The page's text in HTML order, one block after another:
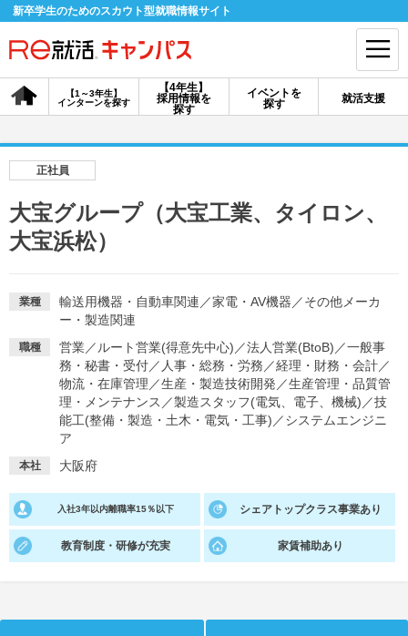
新卒学生のためのスカウト型就職情報サイト
【4年生】
採用情報を
探す
【1～3年生】
インターンを探す
イベントを
探す
就活支援
会員登録 ログイン
就活ノウハウ・サポート
就活ノウハウが満載！
適職診断 就活チャンネル
正社員
大宝グループ（大宝工業、タイロン、
大宝浜松）
業種 輸送用機器・自動車関連 ／家電・AV機器 ／その他メーカ
ー・製造関連
職種 営業／ ルート営業(得意先中心) ／法人営業(BtoB) ／一般事
務・秘書・受付／ 人事・総務・労務 ／経理・財務・会計／
物流・在庫管理 ／生産・製造技術開発 ／生産管理・品質管
理・メンテナンス ／製造スタッフ(電気、電子、機械) ／技
能工(整備・製造・土木・電気・工事) ／システムエンジニ
ア
本社 大阪府
入社3年以内離職率15％以下 シェアトップクラス事業あり
教育制度・研修が充実 家賃補助あり